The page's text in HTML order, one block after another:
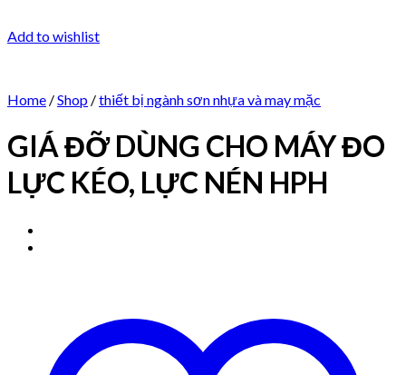
Add to wishlist
Home /Shop /thiết bị ngành sơn nhựa và may mặc
GIÁ ĐỠ DÙNG CHO MÁY ĐO
LỰC KÉO, LỰC NÉN HPH